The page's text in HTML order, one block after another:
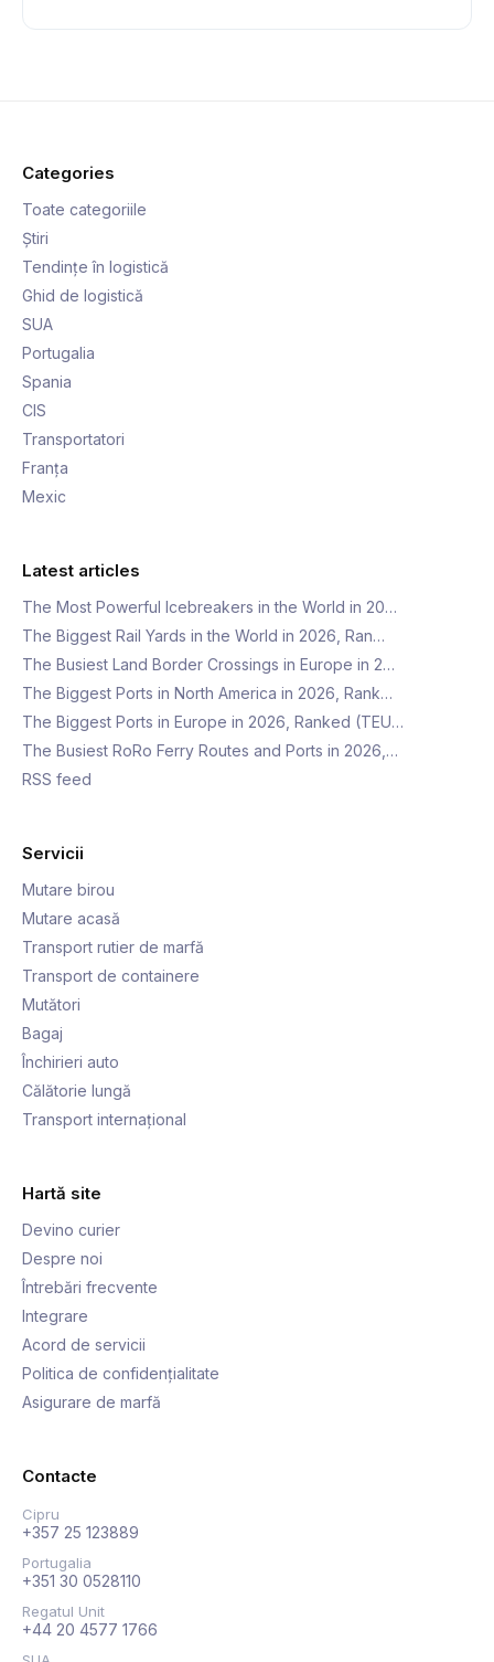
Categories
Toate categoriile
Știri
Tendințe în logistică
Ghid de logistică
SUA
Portugalia
Spania
CIS
Transportatori
Franța
Mexic
Latest articles
The Most Powerful Icebreakers in the World in 20…
The Biggest Rail Yards in the World in 2026, Ran…
The Busiest Land Border Crossings in Europe in 2…
The Biggest Ports in North America in 2026, Rank…
The Biggest Ports in Europe in 2026, Ranked (TEU…
The Busiest RoRo Ferry Routes and Ports in 2026,…
RSS feed
Servicii
Mutare birou
Mutare acasă
Transport rutier de marfă
Transport de containere
Mutători
Bagaj
Închirieri auto
Călătorie lungă
Transport internațional
Hartă site
Devino curier
Despre noi
Întrebări frecvente
Integrare
Acord de servicii
Politica de confidențialitate
Asigurare de marfă
Contacte
Cipru
+357 25 123889
Portugalia
+351 30 0528110
Regatul Unit
+44 20 4577 1766